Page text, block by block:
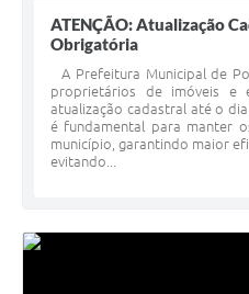
ATENÇÃO: Atualização
Obrigatória
A Prefeitura Municipal de
proprietários de imóveis e
atualização cadastral até o
é fundamental para manter
município, garantindo maior
evitando...